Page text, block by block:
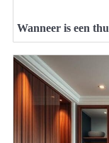
Wanneer is een